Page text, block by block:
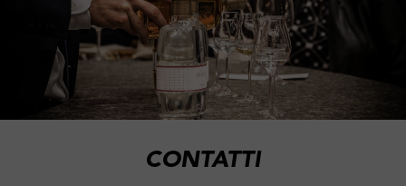
CONTATTI